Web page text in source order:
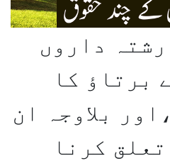
رشتہ داروں
برتاؤ کا
بلاوجہ ان
کرنا